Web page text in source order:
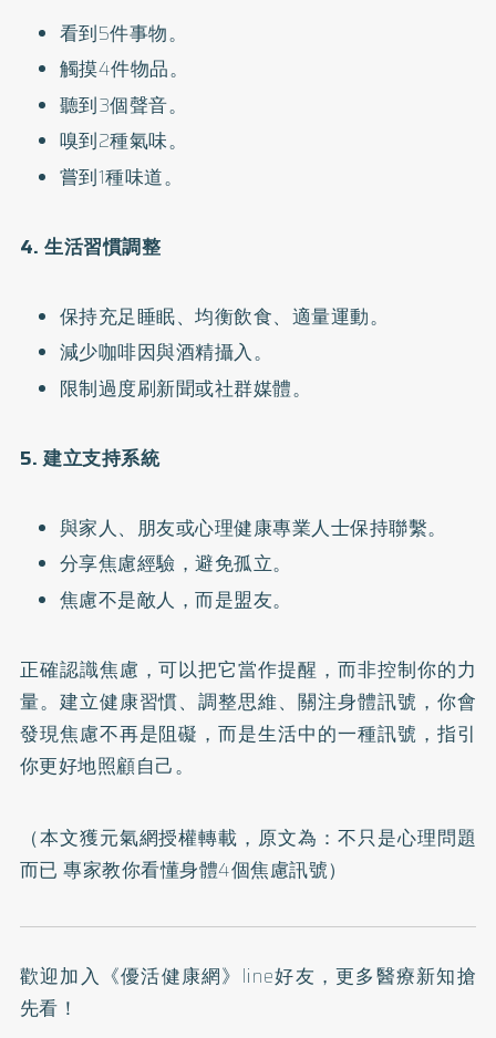
看到5件事物。
觸摸4件物品。
聽到3個聲音。
嗅到2種氣味。
嘗到1種味道。
4. 生活習慣調整
保持充足睡眠、均衡飲食、適量運動。
減少咖啡因與酒精攝入。
限制過度刷新聞或社群媒體。
5. 建立支持系統
與家人、朋友或心理健康專業人士保持聯繫。
分享焦慮經驗，避免孤立。
焦慮不是敵人，而是盟友。
正確認識焦慮，可以把它當作提醒，而非控制你的力
量。建立健康習慣、調整思維、關注身體訊號，你會
發現焦慮不再是阻礙，而是生活中的一種訊號，指引
你更好地照顧自己。
（本文獲元氣網授權轉載，原文為： 不只是心理問題
而已 專家教你看懂身體4個焦慮訊號）
歡迎加入 《優活健康網》line好友 ，更多醫療新知搶
先看！